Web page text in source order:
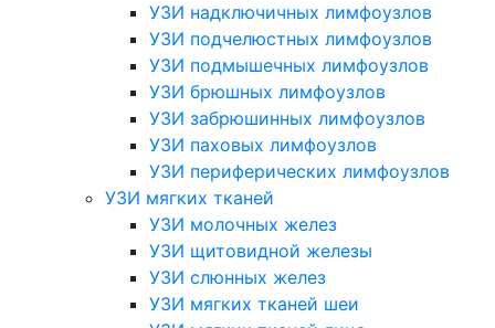
УЗИ надключичных лимфоузлов
УЗИ подчелюстных лимфоузлов
УЗИ подмышечных лимфоузлов
УЗИ брюшных лимфоузлов
УЗИ забрюшинных лимфоузлов
УЗИ паховых лимфоузлов
УЗИ периферических лимфоузлов
УЗИ мягких тканей
УЗИ молочных желез
УЗИ щитовидной железы
УЗИ слюнных желез
УЗИ мягких тканей шеи